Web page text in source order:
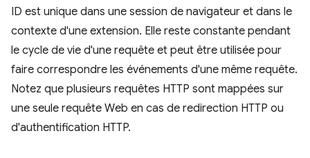
ID est unique dans une session de navigateur et dans le
contexte d'une extension. Elle reste constante pendant
le cycle de vie d'une requête et peut être utilisée pour
faire correspondre les événements d'une même requête.
Notez que plusieurs requêtes HTTP sont mappées sur
une seule requête Web en cas de redirection HTTP ou
d'authentification HTTP.